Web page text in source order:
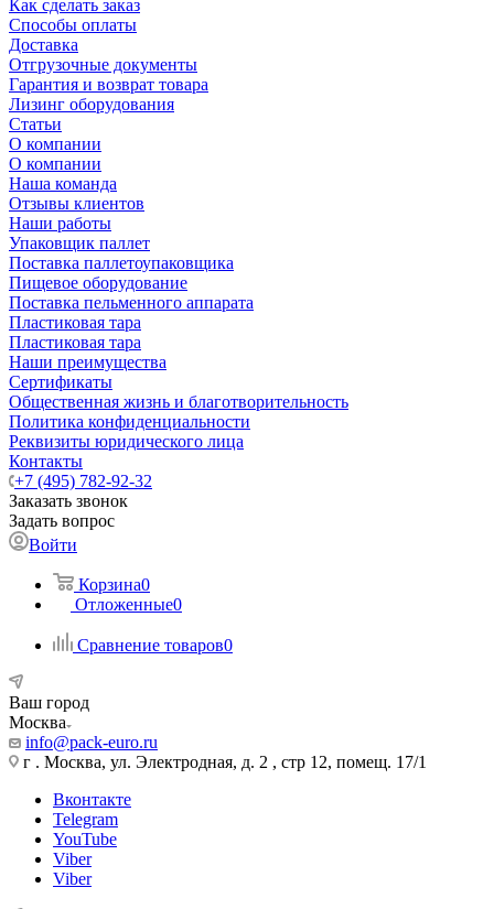
Как сделать заказ
Способы оплаты
Доставка
Отгрузочные документы
Гарантия и возврат товара
Лизинг оборудования
Статьи
О компании
О компании
Наша команда
Отзывы клиентов
Наши работы
Упаковщик паллет
Поставка паллетоупаковщика
Пищевое оборудование
Поставка пельменного аппарата
Пластиковая тара
Пластиковая тара
Наши преимущества
Сертификаты
Общественная жизнь и благотворительность
Политика конфиденциальности
Реквизиты юридического лица
Контакты
+7 (495) 782-92-32
Заказать звонок
Задать вопрос
Войти
Корзина0
Отложенные0
Сравнение товаров0
Ваш город
Москва
info@pack-euro.ru
г . Москва, ул. Электродная, д. 2 , стр 12, помещ. 17/1
Вконтакте
Telegram
YouTube
Viber
Viber